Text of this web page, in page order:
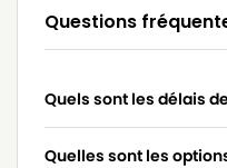
Questions
Quels sont les délais
Quelles sont les